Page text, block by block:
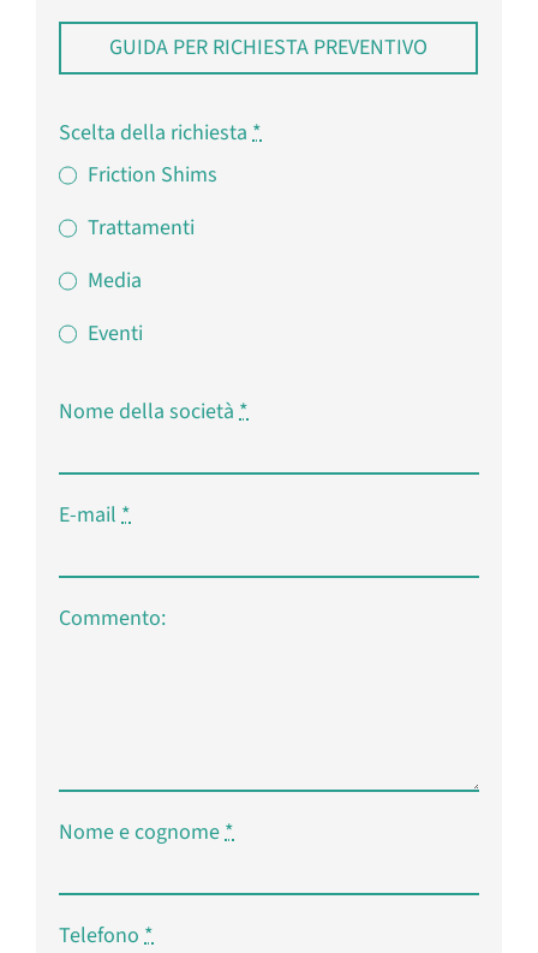
GUIDA PER RICHIESTA PREVENTIVO
Scelta della richiesta*
Friction Shims
Trattamenti
Media
Eventi
Nome della società*
E-mail*
Commento:
Nome e cognome*
Telefono*